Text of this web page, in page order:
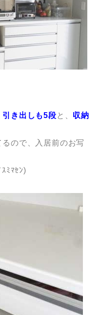
引き出しも5段 と、 収納
ので、入居前のお写
ﾐﾏｾﾝ)